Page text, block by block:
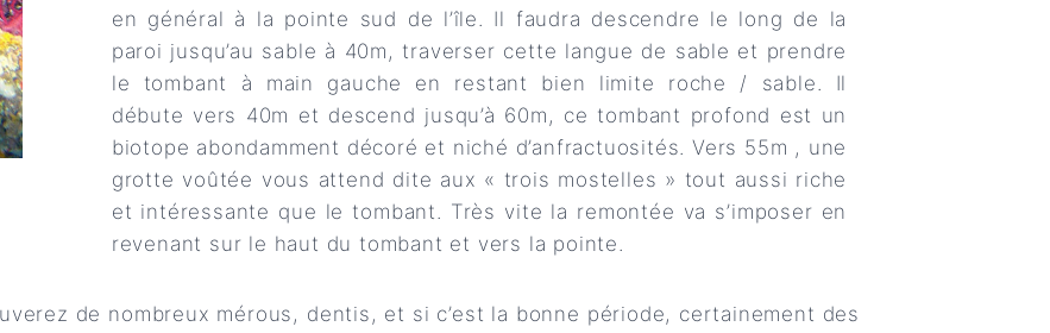
en général à la pointe sud de l’île. Il faudra descendre le long de la
paroi jusqu’au sable à 40m, traverser cette langue de sable et prendre
le tombant à main gauche en restant bien limite roche / sable. Il
débute vers 40m et descend jusqu’à 60m, ce tombant profond est un
biotope abondamment décoré et niché d’anfractuosités. Vers 55m , une
grotte voûtée vous attend dite aux « trois mostelles » tout aussi riche
et intéressante que le tombant. Très vite la remontée va s’imposer en
revenant sur le haut du tombant et vers la pointe.
de nombreux mérous, dentis, et si c’est la bonne période, certainement des